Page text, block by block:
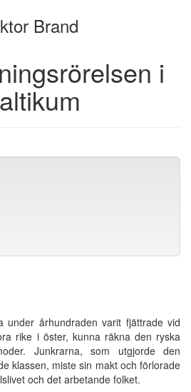
bookbuilder
Brand
i
under århundraden varit fjättrade vid
rike i öster, kunna räkna den ryska
Junkrarna, som utgjorde den
klassen, miste sin makt och förlorade
och det arbetande folket.